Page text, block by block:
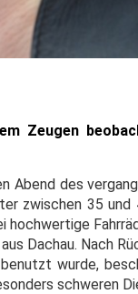
Zeugen
Abend des
zwischen 35
Dachau. Nach
wurde,
schweren